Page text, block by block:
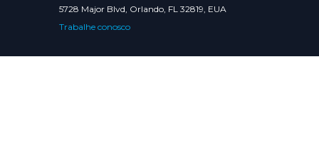
5728 Major Blvd, Orlando, FL 32819, EUA
Trabalhe conosco